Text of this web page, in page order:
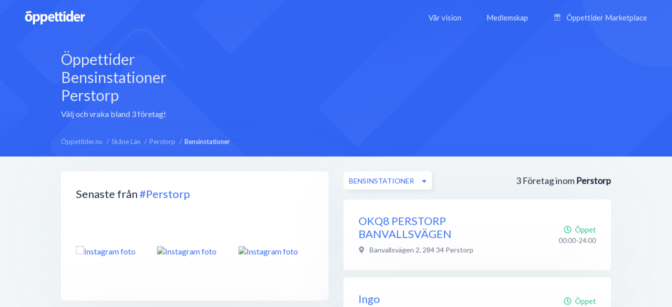
Vår vision Medlemskap Öppettider Marketplace
Öppettider
Bensinstationer
Perstorp
Välj och vraka bland 3 företag!
Öppettider.nu Skåne Län Perstorp Bensinstationer
Senaste från#Perstorp
3 Företag inom Perstorp
BENSINSTATIONER
OKQ8 PERSTORP
BANVALLSVÄGEN
Banvallsvägen 2, 284 34 Perstorp
Öppet
00:00-24:00
Ingo Öppet